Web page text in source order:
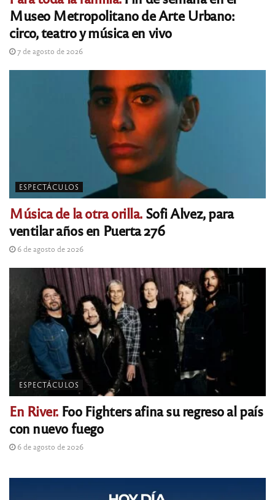
Museo Metropolitano de Arte Urbano:
circo, teatro y música en vivo
7 de agosto de 2026
ESPECTÁCULOS
Música de la otra orilla. Sofi Alvez, para
ventilar años en Puerta 276
6 de agosto de 2026
ESPECTÁCULOS
En River. Foo Fighters afina su regreso al país
con nuevo fuego
6 de agosto de 2026